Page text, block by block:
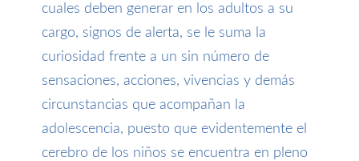
cuales deben generar en los adultos a su
cargo, signos de alerta, se le suma la
curiosidad frente a un sin número de
sensaciones, acciones, vivencias y demás
circunstancias que acompañan la
adolescencia, puesto que evidentemente el
cerebro de los niños se encuentra en pleno